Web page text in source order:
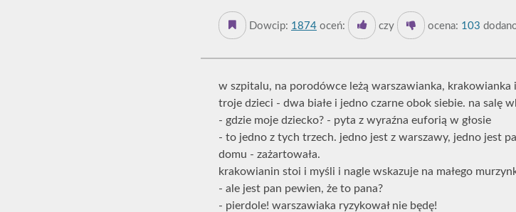
Dowcip: 1874 oceń: czy ocena: 103
w szpitalu, na porodówce leżą warszawianka, krakowianka i
troje dzieci - dwa białe i jedno czarne obok siebie. na salę
- gdzie moje dziecko? - pyta z wyraźna euforią w głosie
- to jedno z tych trzech. jedno jest z warszawy, jedno jest
domu - zażartowała.
krakowianin stoi i myśli i nagle wskazuje na małego
- ale jest pan pewien, że to pana?
- pierdole! warszawiaka ryzykował nie będę!